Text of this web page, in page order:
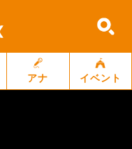
アナ イベント